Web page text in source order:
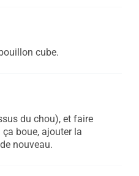
cube.
du chou), et faire
boue, ajouter la
nouveau.